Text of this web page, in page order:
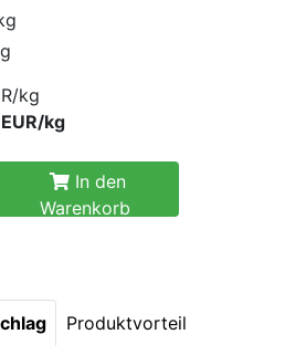
kg
kg
In den
Warenkorb
Produktvorteil